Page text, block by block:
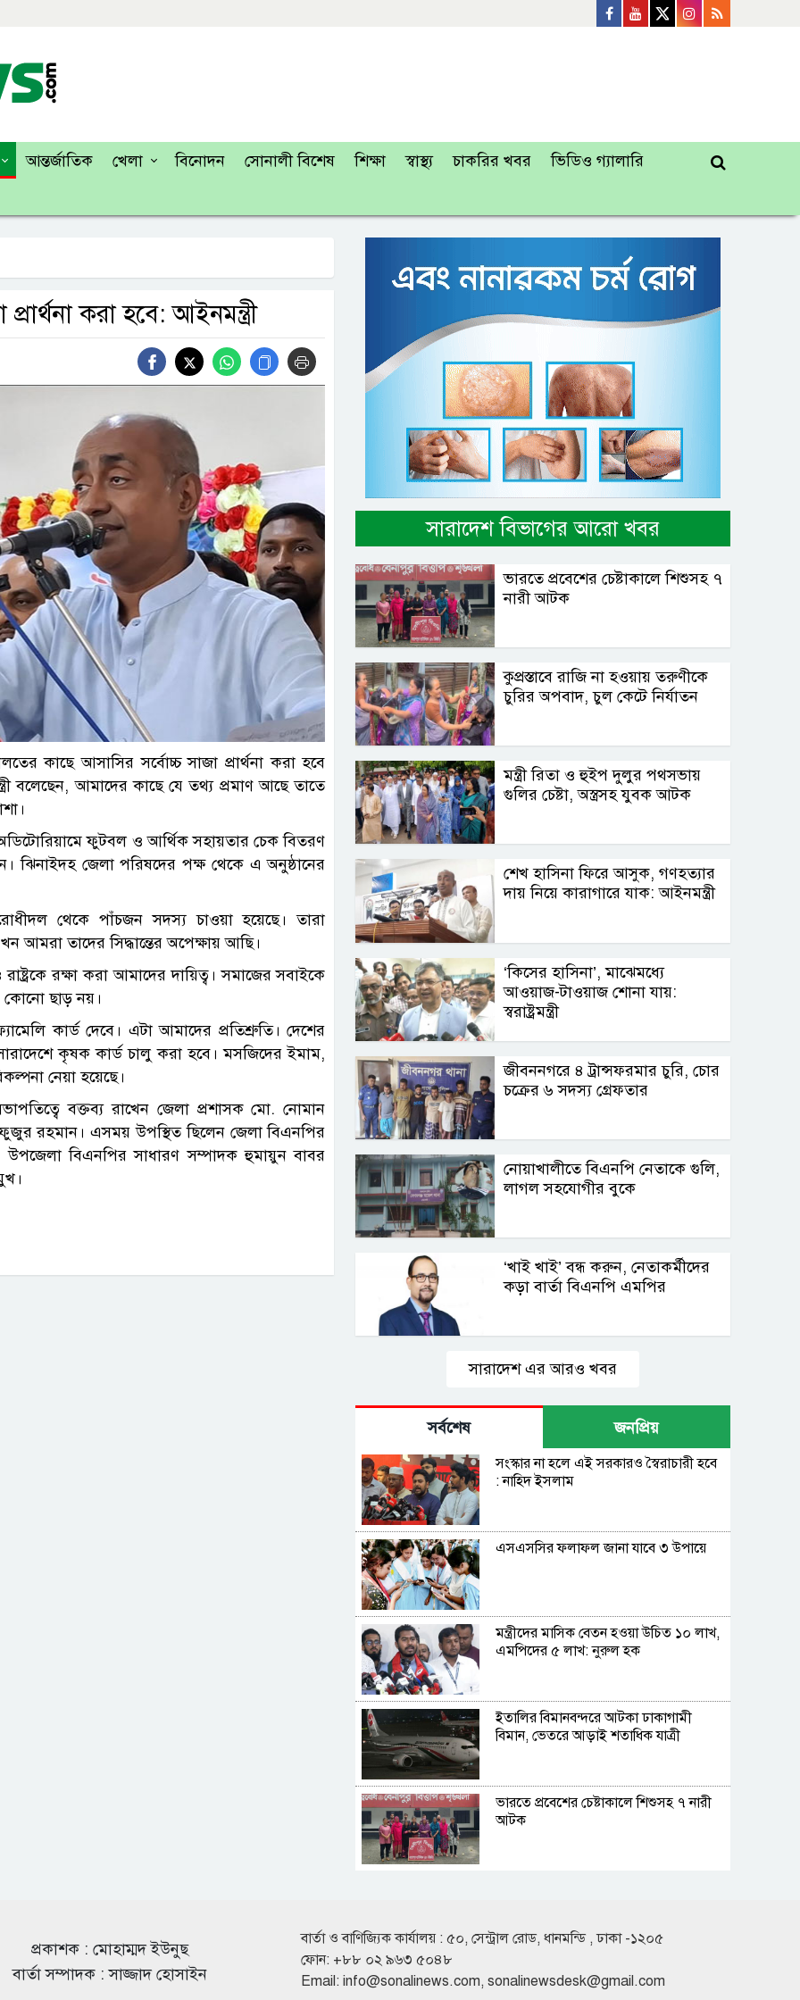
আন্তর্জাতিক খেলা বিনোদন সোনালী বিশেষ শিক্ষা স্বাস্থ্য চাকরির খবর ভিডিও গ্যালারি
করা হবে: আইনমন্ত্রী
কাছে আসাসির সর্বোচ্চ সাজা প্রার্থনা করা হবে
বলেছেন, আমাদের কাছে যে তথ্য প্রমাণ আছে তাতে
ফুটবল ও আর্থিক সহায়তার চেক বিতরণ
ঝিনাইদহ জেলা পরিষদের পক্ষ থেকে এ অনুষ্ঠানের
থেকে পাঁচজন সদস্য চাওয়া হয়েছে। তারা
আমরা তাদের সিদ্ধান্তের অপেক্ষায় আছি।
রক্ষা করা আমাদের দায়িত্ব। সমাজের সবাইকে
কোনো ছাড় নয়।
কার্ড দেবে। এটা আমাদের প্রতিশ্রুতি। দেশের
কৃষক কার্ড চালু করা হবে। মসজিদের ইমাম,
নেয়া হয়েছে।
বক্তব্য রাখেন জেলা প্রশাসক মো. নোমান
রহমান। এসময় উপস্থিত ছিলেন জেলা বিএনপির
উপজেলা বিএনপির সাধারণ সম্পাদক হুমায়ুন বাবর
সারাদেশ বিভাগের আরো খবর
ভারতে প্রবেশের চেষ্টাকালে শিশুসহ ৭
নারী আটক
কুপ্রস্তাবে রাজি না হওয়ায় তরুণীকে
চুরির অপবাদ, চুল কেটে নির্যাতন
মন্ত্রী রিতা ও হুইপ দুলুর পথসভায়
গুলির চেষ্টা, অস্ত্রসহ যুবক আটক
শেখ হাসিনা ফিরে আসুক, গণহত্যার
দায় নিয়ে কারাগারে যাক: আইনমন্ত্রী
‘কিসের হাসিনা’, মাঝেমধ্যে
আওয়াজ-টাওয়াজ শোনা যায়:
স্বরাষ্ট্রমন্ত্রী
জীবননগরে ৪ ট্রান্সফরমার চুরি, চোর
চক্রের ৬ সদস্য গ্রেফতার
নোয়াখালীতে বিএনপি নেতাকে গুলি,
লাগল সহযোগীর বুকে
‘খাই খাই’ বন্ধ করুন, নেতাকর্মীদের
কড়া বার্তা বিএনপি এমপির
সারাদেশ এর আরও খবর
সর্বশেষ জনপ্রিয়
সংস্কার না হলে এই সরকারও স্বৈরাচারী হবে
: নাহিদ ইসলাম
এসএসসির ফলাফল জানা যাবে ৩ উপায়ে
মন্ত্রীদের মাসিক বেতন হওয়া উচিত ১০ লাখ,
এমপিদের ৫ লাখ: নুরুল হক
ইতালির বিমানবন্দরে আটকা ঢাকাগামী
বিমান, ভেতরে আড়াই শতাধিক যাত্রী
ভারতে প্রবেশের চেষ্টাকালে শিশুসহ ৭ নারী
আটক
সাকিবের দেশে ফেরার কোনো সুযোগ নেই:
ক্রীড়া প্রতিমন্ত্রী
প্রকাশক : মোহাম্মদ ইউনুছ
বার্তা সম্পাদক : সাজ্জাদ হোসাইন
বার্তা ও বাণিজ্যিক কার্যালয় : ৫০, সেন্ট্রাল রোড, ধানমন্ডি , ঢাকা -১২০৫
ফোন: +৮৮ ০২ ৯৬৩ ৫০৪৮
Email: info@sonalinews.com, sonalinewsdesk@gmail.com